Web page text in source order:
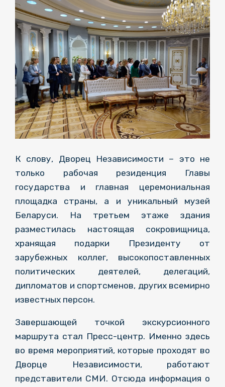
К слову, Дворец Независимости – это не
только рабочая резиденция Главы
государства и главная церемониальная
площадка страны, а и уникальный музей
Беларуси. На третьем этаже здания
разместилась настоящая сокровищница,
хранящая подарки Президенту от
зарубежных коллег, высокопоставленных
политических деятелей, делегаций,
дипломатов и спортсменов, других всемирно
известных персон.
Завершающей точкой экскурсионного
маршрута стал Пресс-центр. Именно здесь
во время мероприятий, которые проходят во
Дворце Независимости, работают
представители СМИ. Отсюда информация о